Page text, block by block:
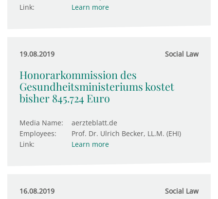
Link:
Learn more
19.08.2019 Social Law
Honorarkommission des
Gesundheits­ministeriums kostet
bisher 845.724 Euro
Media Name:
aerzteblatt.de
Employees:
Prof. Dr. Ulrich Becker, LL.M. (EHI)
Link:
Learn more
16.08.2019 Social Law